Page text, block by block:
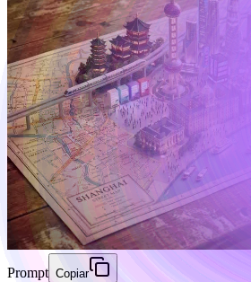
Prompt Copiar